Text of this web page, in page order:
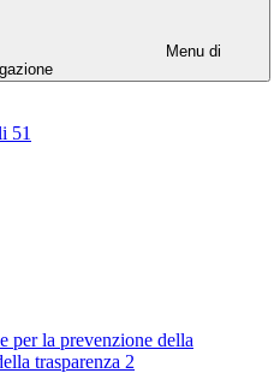
Menu di
51
per la prevenzione della
trasparenza 2